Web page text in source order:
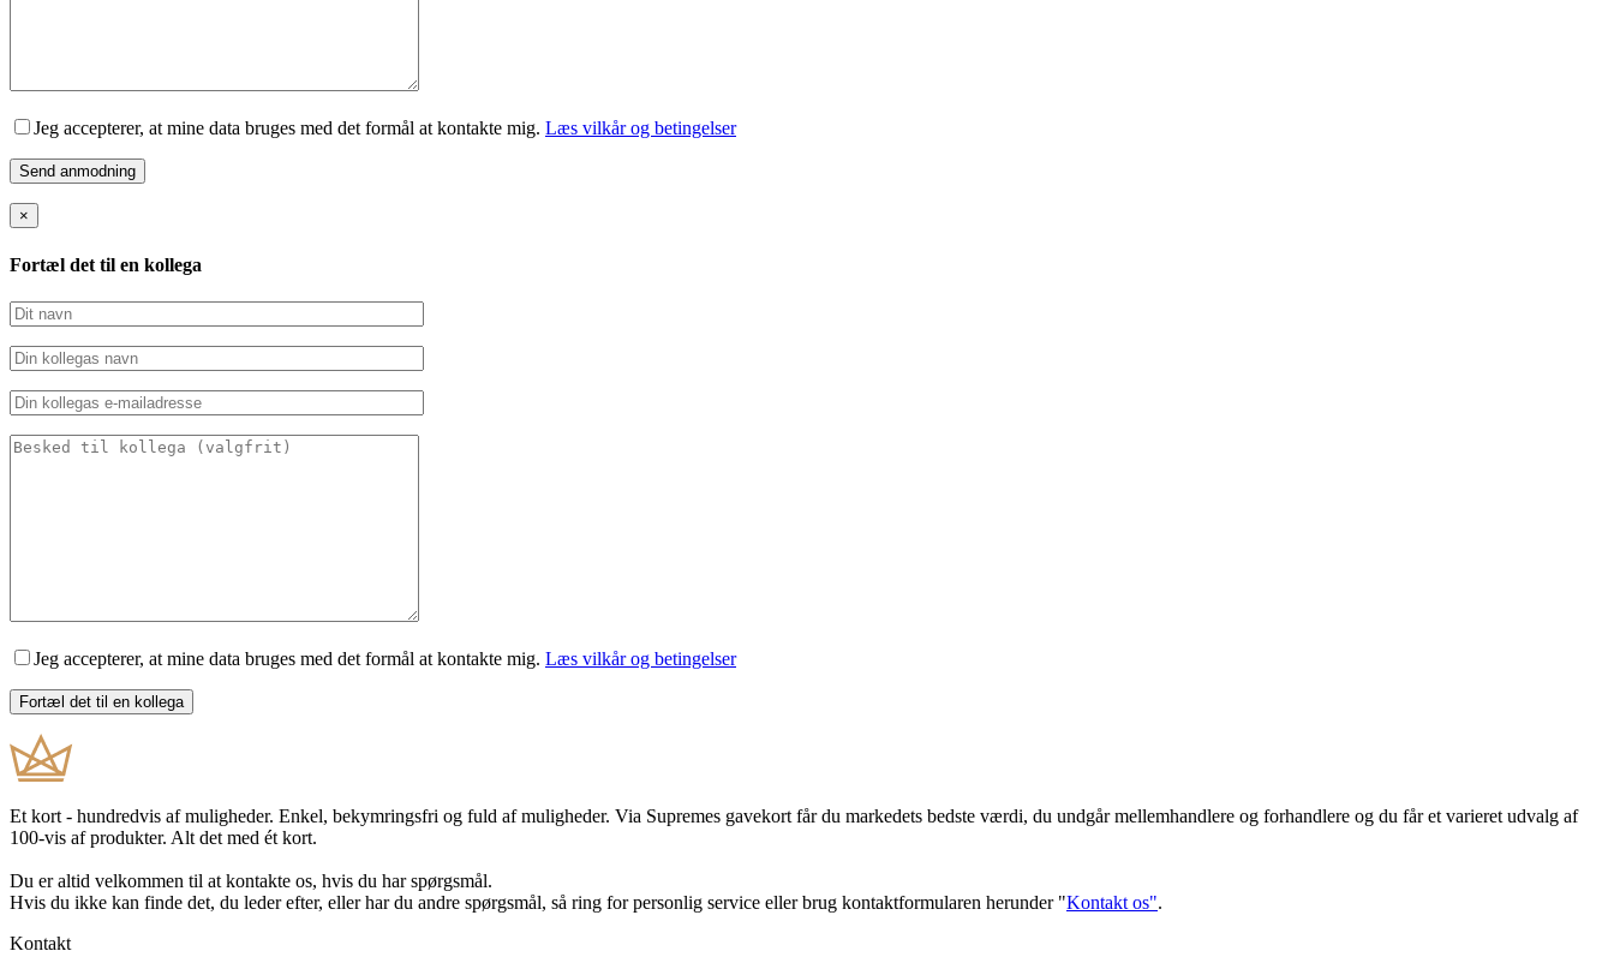
Jeg accepterer, at mine data bruges med det formål at kontakte mig. Læs vilkår og betingelser
×
Fortæl det til en kollega
Jeg accepterer, at mine data bruges med det formål at kontakte mig. Læs vilkår og betingelser
Et kort - hundredvis af muligheder. Enkel, bekymringsfri og fuld af muligheder. Via Supremes gavekort får du markedets bedste værdi, du undgår mellemhandlere og forhandlere og du får et varieret udvalg af
100-vis af produkter. Alt det med ét kort.
Du er altid velkommen til at kontakte os, hvis du har spørgsmål.
Hvis du ikke kan finde det, du leder efter, eller har du andre spørgsmål, så ring for personlig service eller brug kontaktformularen herunder "Kontakt os".
Kontakt